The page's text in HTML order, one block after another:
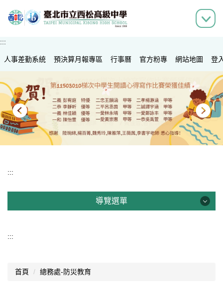
到
容
區
:::
人事差勤系統 預決算月報專區 行事曆 官方粉專 網站地圖 登
:::
導覽選單
認識西松
:::
首頁 總務處-防災教育